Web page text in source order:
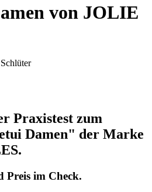
von JOLIE
Praxistest zum
Damen" der Marke
.
Preis im Check.